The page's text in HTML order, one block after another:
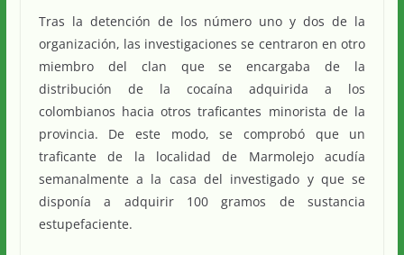
Tras la detención de los número uno y dos de la
organización, las investigaciones se centraron en otro
miembro del clan que se encargaba de la
distribución de la cocaína adquirida a los
colombianos hacia otros traficantes minorista de la
provincia. De este modo, se comprobó que un
traficante de la localidad de Marmolejo acudía
semanalmente a la casa del investigado y que se
disponía a adquirir 100 gramos de sustancia
estupefaciente.